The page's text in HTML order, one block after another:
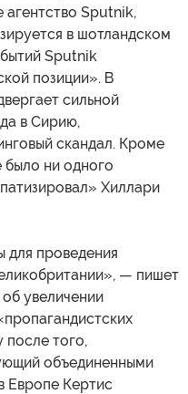
Sputnik,
в шотландском
Sputnik
позиции». В
сильной
в Сирию,
скандал. Кроме
ни одного
Хиллари
для проведения
— пишет
увеличении
после того,
объединенными
Кертис